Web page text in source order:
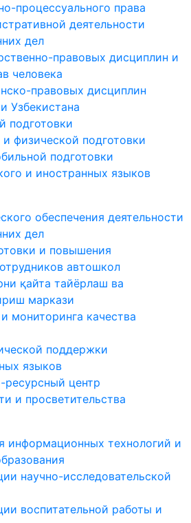
процессуального права
деятельности
дел
правовых дисциплин и
человека
правовых дисциплин
Узбекистана
подготовки
физической подготовки
подготовки
и иностранных языков
обеспечения деятельности
дел
и повышения
автошкол
қайта тайёрлаш ва
маркази
мониторинга качества
поддержки
языков
центр
и просветительства
информационных технологий и
научно-исследовательской
воспитательной работы и